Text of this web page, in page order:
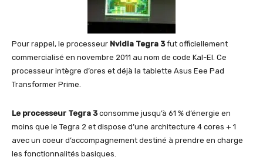
Pour rappel, le processeur Nvidia Tegra 3fut officiellement
commercialisé en novembre 2011 au nom de code Kal-El. Ce
processeur intègre d’ores et déjà la tablette Asus Eee Pad
Transformer Prime.
Le processeur Tegra 3consomme jusqu’à 61 % d’énergie en
moins que le Tegra 2 et dispose d’une architecture 4 cores + 1
avec un coeur d’accompagnement destiné à prendre en charge
les fonctionnalités basiques.